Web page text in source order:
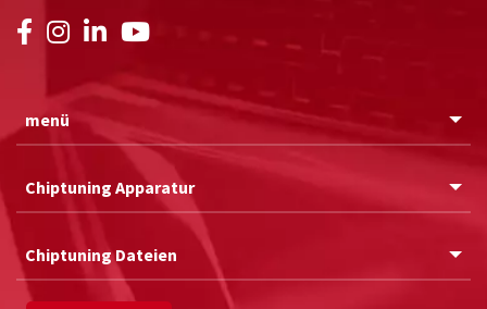
menü
Chiptuning Apparatur
Chiptuning Dateien